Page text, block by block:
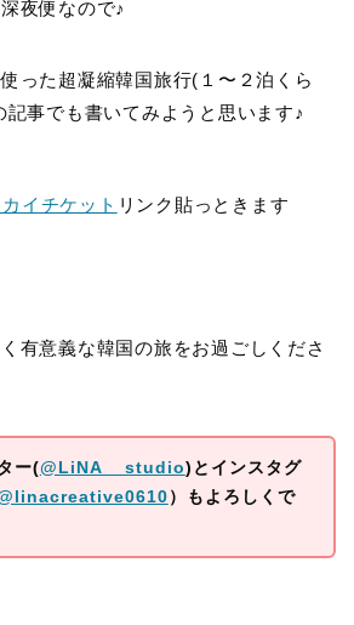
夜便なので♪
った超凝縮韓国旅行(１〜２泊くら
事でも書いてみようと思います♪
カイチケット リンク貼っときます
有意義な韓国の旅をお過ごしくださ
ー(@LiNA__studio)とインスタグ
）もよろしくで